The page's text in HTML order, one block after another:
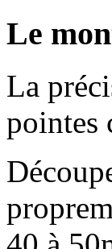
Le
La
pointes